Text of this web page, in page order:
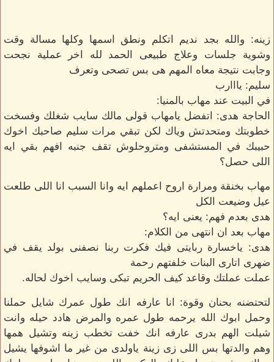
زينه: والله بجد نديم اتكلم ونطق اسمها وكلها مسالة وقت
وشوية جلسات وعلاج طبيعى الحمد لله اخر عملية نجحت
وجابت نتيجة معاه المهم هى بس تصحى وتعرف
سليم: يااارب
في البيت عند مهاب بالمنيا:
الحاجة هدى: اتفضل يامهاب قولى مالك سايب شغلك وفسخت
خطوبتك ومتحدتش وياك لكن تبقي مرات سليم صاحبك اخوك
حبيبك في المستشفى ومتروحلوش تقف جنبه افهم بقي ايه
اللى حصل؟
مهاب بخنقة ومرارة اروح اعملهم ايه وانا السبب انا اللى طلعت
عيل وضيعت الكل
هدى بعدم فهم: يعنى ايه؟
مهاب بعد ان انتهى من الكلام:
هدى: ياخسارة ربايتى فيك فكرت ربنا نصفنى بولد يقف في
ضهرى اتارى البنات خلفتهم رحمة
عملت عملتك وقاعد كيف الحريم تبكى وسايب اخوك لحاله.
لتحتضنه بحنان وقوة: انا عارفه انك طول عمرك شايل حملنا
وحمل ابوك الله يرحمه طول عمره والمرض هادد حيله وانت
شيلت الهم بدرى عارفه انك خفت تخطب زينه وتشيل همها
وهم والدتها بس اللى زى زينة ياولدى من غير ما اشوفها يشيل